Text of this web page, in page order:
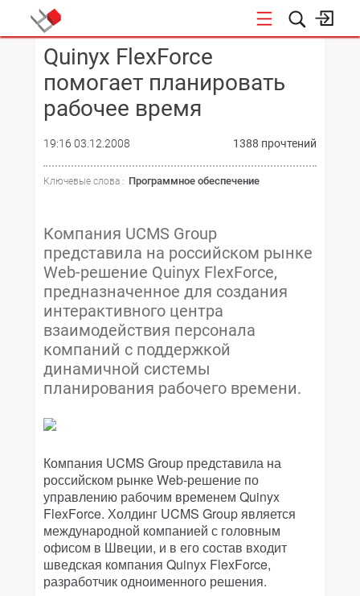
КОНФЕРЕНЦИИ
Quinyx FlexForce
помогает планировать
рабочее время
19:16 03.12.2008 1388 прочтений
Ключевые слова : Программное обеспечение
Компания UCMS Group
представила на российском рынке
Web-решение Quinyx FlexForce,
предназначенное для создания
интерактивного центра
взаимодействия персонала
компаний с поддержкой
динамичной системы
планирования рабочего времени.
Компания UCMS Group представила на
российском рынке Web-решение по
управлению рабочим временем Quinyx
FlexForce. Холдинг UCMS Group является
международной компанией с головным
офисом в Швеции, и в его состав входит
шведская компания Quinyx FlexForce,
разработчик одноименного решения.